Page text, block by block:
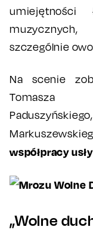
umiejętności
szczególnie
Na scenie
Tomasza
współpracy
„Wolne